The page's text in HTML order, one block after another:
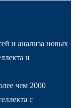
и анализа новых
и
чем 2000
с